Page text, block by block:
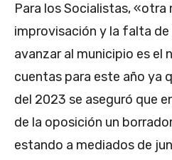
Para los Socialistas, «otra
improvisación y la falta
avanzar al municipio es el
cuentas para este año ya
del 2023 se aseguró que
de la oposición un
estando a mediados de